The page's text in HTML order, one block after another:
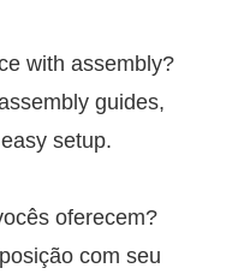
with assembly?
guides,
setup.
oferecem?
com seu